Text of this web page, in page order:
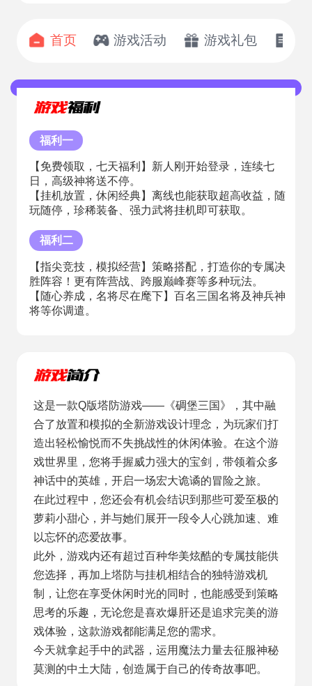
首页 游戏活动 游戏礼包
福利一
【免费领取，七天福利】新人刚开始登录，连续七
日，高级神将送不停。
【挂机放置，休闲经典】离线也能获取超高收益，随
玩随停，珍稀装备、强力武将挂机即可获取。
福利二
【指尖竞技，模拟经营】策略搭配，打造你的专属决
胜阵容！更有阵营战、跨服巅峰赛等多种玩法。
【随心养成，名将尽在麾下】百名三国名将及神兵神
将等你调遣。
这是一款Q版塔防游戏——《碉堡三国》，其中融
合了放置和模拟的全新游戏设计理念，为玩家们打
造出轻松愉悦而不失挑战性的休闲体验。在这个游
戏世界里，您将手握威力强大的宝剑，带领着众多
神话中的英雄，开启一场宏大诡谲的冒险之旅。
在此过程中，您还会有机会结识到那些可爱至极的
萝莉小甜心，并与她们展开一段令人心跳加速、难
以忘怀的恋爱故事。
此外，游戏内还有超过百种华美炫酷的专属技能供
您选择，再加上塔防与挂机相结合的独特游戏机
制，让您在享受休闲时光的同时，也能感受到策略
思考的乐趣，无论您是喜欢爆肝还是追求完美的游
戏体验，这款游戏都能满足您的需求。
今天就拿起手中的武器，运用魔法力量去征服神秘
莫测的中土大陆，创造属于自己的传奇故事吧。